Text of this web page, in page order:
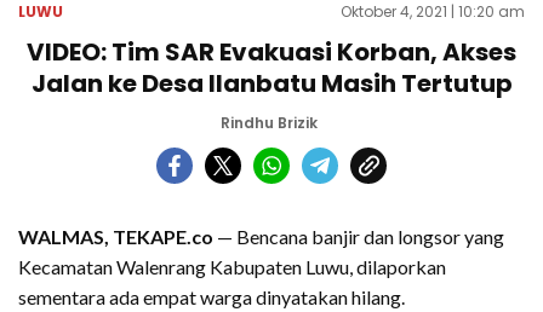
LUWU Oktober 4, 2021 | 10:20 am
VIDEO: Tim SAR Evakuasi Korban, Akses
Jalan ke Desa Ilanbatu Masih Tertutup
Rindhu Brizik
WALMAS, TEKAPE.co — Bencana banjir dan longsor yang
Kecamatan Walenrang Kabupaten Luwu, dilaporkan
sementara ada empat warga dinyatakan hilang.